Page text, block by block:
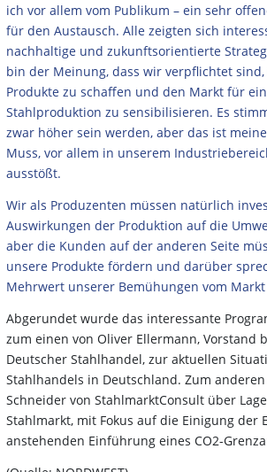
ich vor allem vom Publikum – ein sehr
für den Austausch. Alle zeigten sich
nachhaltige und zukunftsorientierte
bin der Meinung, dass wir verpflichtet
Produkte zu schaffen und den Markt für
Stahlproduktion zu sensibilisieren. Es
zwar höher sein werden, aber das ist
Muss, vor allem in unserem
ausstößt.
Wir als Produzenten müssen natürlich
Auswirkungen der Produktion auf die
aber die Kunden auf der anderen Seite
unsere Produkte fördern und darüber
Mehrwert unserer Bemühungen vom
Abgerundet wurde das interessante
zum einen von Oliver Ellermann, Vorstand
Deutscher Stahlhandel, zur aktuellen
Stahlhandels in Deutschland. Zum
Schneider von StahlmarktConsult über
Stahlmarkt, mit Fokus auf die Einigung der
anstehenden Einführung eines CO2-